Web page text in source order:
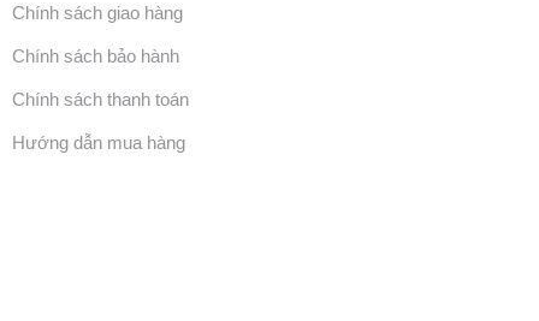
Chính sách giao hàng
Chính sách bảo hành
Chính sách thanh toán
Hướng dẫn mua hàng